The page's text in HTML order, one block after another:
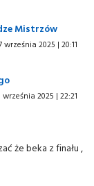
Mistrzów
września 2025 | 20:11
września 2025 | 22:21
że beka z finału ,